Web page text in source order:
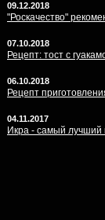
09.12.2018
"Роскачество"
07.10.2018
Рецепт: тост с
06.10.2018
Рецепт
04.11.2017
Икра - самый лучший